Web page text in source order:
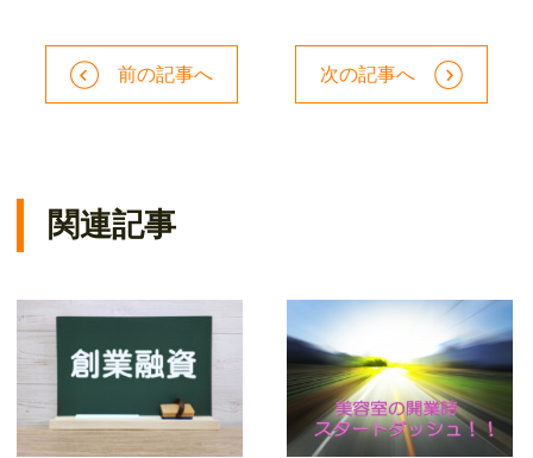
前の記事へ 次の記事へ
関連記事